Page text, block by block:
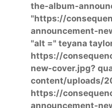
the-album-
"https://
announcement-
"alt =" teyana
https://
new-cover.jpg?
content/uploads/
https://
announcement-